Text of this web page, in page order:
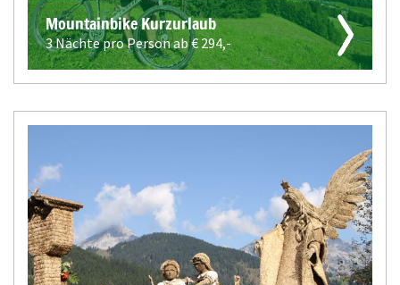
Mountainbike Kurzurlaub
3 Nächte pro Person ab €294,-